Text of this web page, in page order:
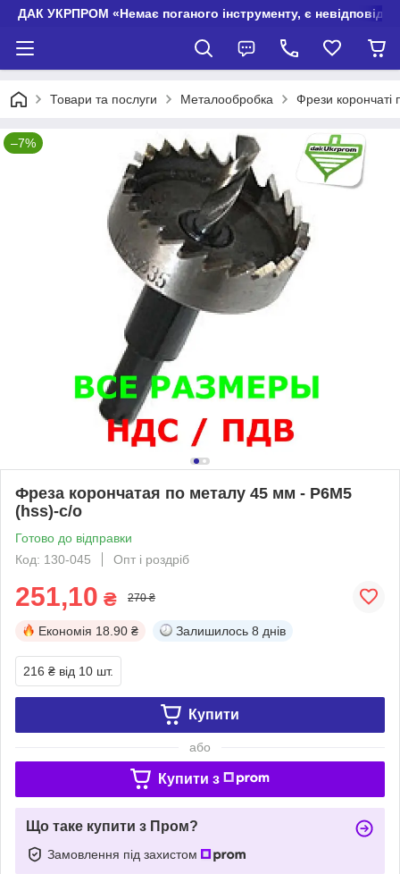
ДАК УКРПРОМ «Немає поганого інструменту, є невідповідно
Товари та послуги Металообробка Фрези
–7%
Фреза корончатая по металу 45 мм - Р6М5
(hss)-с/о
Готово до відправки
Код: 130-045
Опт і роздріб
251,10 ₴ 270 ₴
Економія 18.90 ₴ Залишилось 8 днів
216 ₴ від 10 шт.
Купити
або
Купити з
Що таке купити з Пром?
Замовлення під захистом